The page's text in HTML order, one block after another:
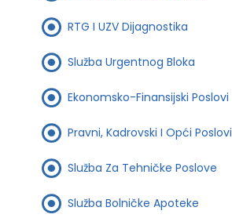
RTG I UZV Dijagnostika
Služba Urgentnog Bloka
Ekonomsko-Finansijski Poslovi
Pravni, Kadrovski I Opći Poslovi
Služba Za Tehničke Poslove
Služba Bolničke Apoteke